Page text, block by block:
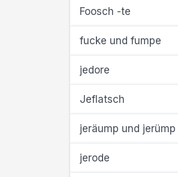
Foosch -te
fucke und fumpe
jedore
Jeflatsch
jeräump und jerümp
jerode